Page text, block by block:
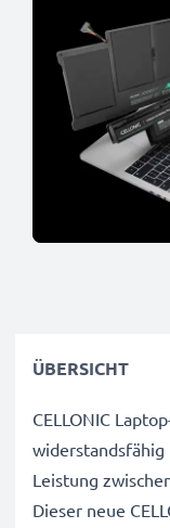
ÜBERSICHT
CELLONIC
Leistung
Dieser neue